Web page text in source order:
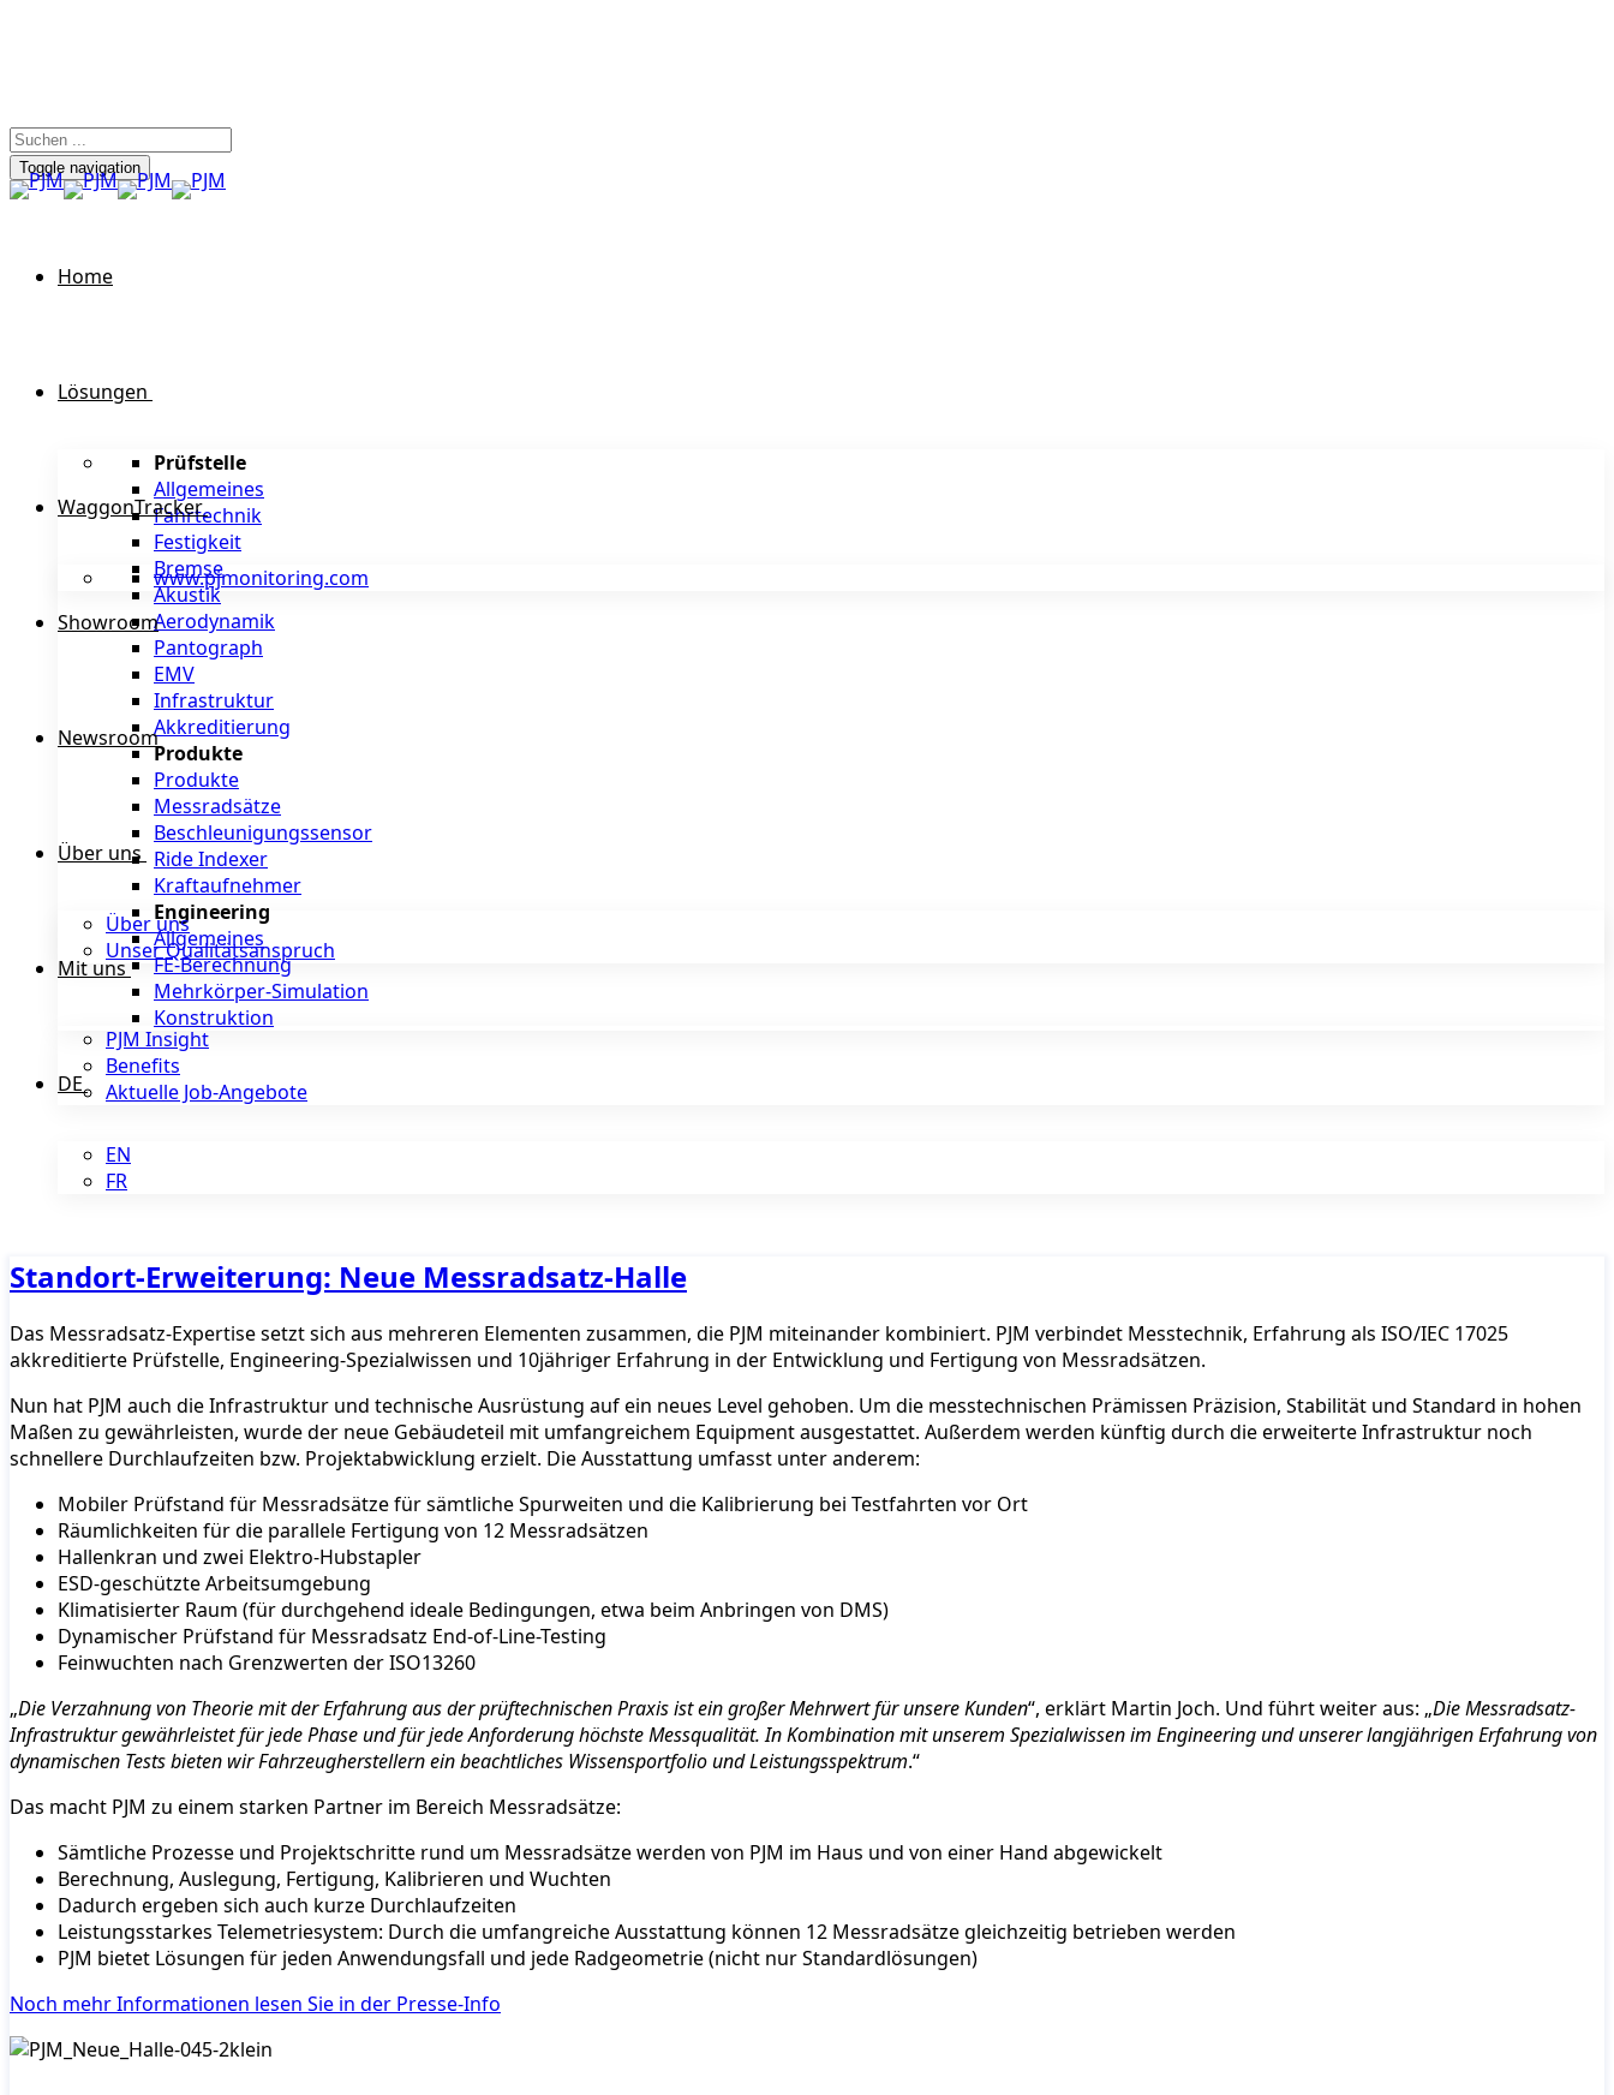
Toggle navigation
Home
Lösungen
Prüfstelle
Allgemeines
Fahrtechnik
Festigkeit
Bremse
Akustik
Aerodynamik
Pantograph
EMV
Infrastruktur
Akkreditierung
Produkte
Produkte
Messradsätze
Beschleunigungssensor
Ride Indexer
Kraftaufnehmer
Engineering
Allgemeines
FE-Berechnung
Mehrkörper-Simulation
Konstruktion
WaggonTracker
www.pjmonitoring.com
Showroom
Newsroom
Über uns
Über uns
Unser Qualitätsanspruch
Mit uns
PJM Insight
Benefits
Aktuelle Job-Angebote
DE
EN
FR
Standort-Erweiterung: Neue Messradsatz-Halle
Das Messradsatz-Expertise setzt sich aus mehreren Elementen zusammen, die PJM miteinander kombiniert. PJM verbindet Messtechnik, Erfahrung als ISO/IEC 17025
akkreditierte Prüfstelle, Engineering-Spezialwissen und 10jähriger Erfahrung in der Entwicklung und Fertigung von Messradsätzen.
Nun hat PJM auch die Infrastruktur und technische Ausrüstung auf ein neues Level gehoben. Um die messtechnischen Prämissen Präzision, Stabilität und Standard in hohen
Maßen zu gewährleisten, wurde der neue Gebäudeteil mit umfangreichem Equipment ausgestattet. Außerdem werden künftig durch die erweiterte Infrastruktur noch
schnellere Durchlaufzeiten bzw. Projektabwicklung erzielt. Die Ausstattung umfasst unter anderem:
Mobiler Prüfstand für Messradsätze für sämtliche Spurweiten und die Kalibrierung bei Testfahrten vor Ort
Räumlichkeiten für die parallele Fertigung von 12 Messradsätzen
Hallenkran und zwei Elektro-Hubstapler
ESD-geschützte Arbeitsumgebung
Klimatisierter Raum (für durchgehend ideale Bedingungen, etwa beim Anbringen von DMS)
Dynamischer Prüfstand für Messradsatz End-of-Line-Testing
Feinwuchten nach Grenzwerten der ISO13260
„Die Verzahnung von Theorie mit der Erfahrung aus der prüftechnischen Praxis ist ein großer Mehrwert für unsere Kunden“, erklärt Martin Joch. Und führt weiter aus: „Die Messradsatz-
Infrastruktur gewährleistet für jede Phase und für jede Anforderung höchste Messqualität. In Kombination mit unserem Spezialwissen im Engineering und unserer langjährigen Erfahrung von
dynamischen Tests bieten wir Fahrzeugherstellern ein beachtliches Wissensportfolio und Leistungsspektrum.“
Das macht PJM zu einem starken Partner im Bereich Messradsätze:
Sämtliche Prozesse und Projektschritte rund um Messradsätze werden von PJM im Haus und von einer Hand abgewickelt
Berechnung, Auslegung, Fertigung, Kalibrieren und Wuchten
Dadurch ergeben sich auch kurze Durchlaufzeiten
Leistungsstarkes Telemetriesystem: Durch die umfangreiche Ausstattung können 12 Messradsätze gleichzeitig betrieben werden
PJM bietet Lösungen für jeden Anwendungsfall und jede Radgeometrie (nicht nur Standardlösungen)
Noch mehr Informationen lesen Sie in der Presse-Info